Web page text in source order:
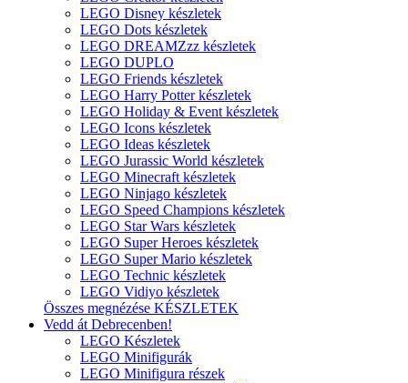
LEGO Disney készletek
LEGO Dots készletek
LEGO DREAMZzz készletek
LEGO DUPLO
LEGO Friends készletek
LEGO Harry Potter készletek
LEGO Holiday & Event készletek
LEGO Icons készletek
LEGO Ideas készletek
LEGO Jurassic World készletek
LEGO Minecraft készletek
LEGO Ninjago készletek
LEGO Speed Champions készletek
LEGO Star Wars készletek
LEGO Super Heroes készletek
LEGO Super Mario készletek
LEGO Technic készletek
LEGO Vidiyo készletek
Összes megnézése KÉSZLETEK
Vedd át Debrecenben!
LEGO Készletek
LEGO Minifigurák
LEGO Minifigura részek